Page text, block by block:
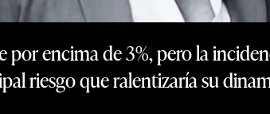
encima de 3%, pero la
riesgo que ralentizaría su